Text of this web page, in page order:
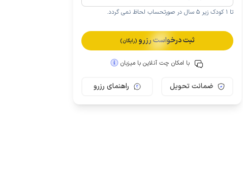
تا 1 کودک زیر 5 سال در صورتحساب لحاظ نمی گردد.
ثبت درخواست رزرو (رایگان)
با امکان چت آنلاین با میزبان
ضمانت تحویل راهنمای رزرو